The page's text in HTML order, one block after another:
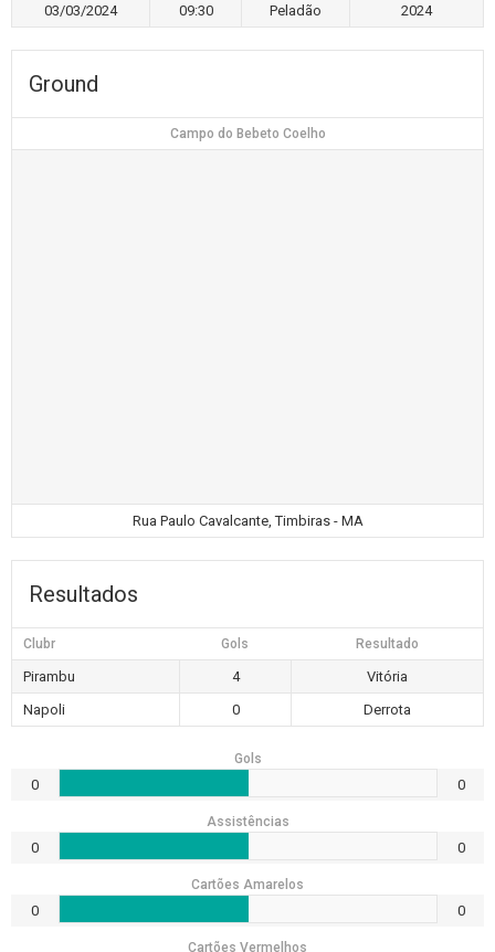
03/03/2024 09:30 Peladão 2024
Ground
Campo do Bebeto Coelho
Rua Paulo Cavalcante, Timbiras - MA
Resultados
Clubr Gols Resultado
Pirambu 4
Vitória
Napoli
0 Derrota
Gols
0 0
Assistências
0 0
Cartões Amarelos
0 0
Cartões Vermelhos